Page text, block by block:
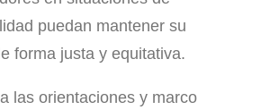
puedan mantener su
forma justa y equitativa.
las orientaciones y marco